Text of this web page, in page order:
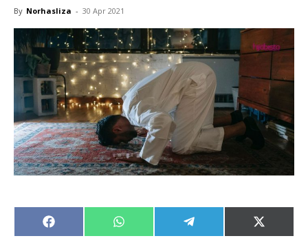
By Norhasliza - 30 Apr 2021
Share
on
Share
on
Share
on
Share
on